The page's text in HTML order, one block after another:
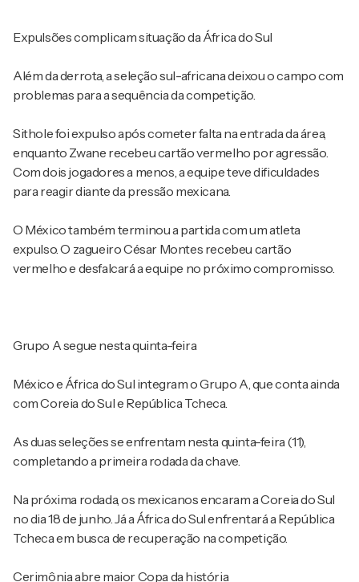
Expulsões complicam situação da África do Sul
Além da derrota, a seleção sul-africana deixou o campo com
problemas para a sequência da competição.
Sithole foi expulso após cometer falta na entrada da área,
enquanto Zwane recebeu cartão vermelho por agressão.
Com dois jogadores a menos, a equipe teve dificuldades
para reagir diante da pressão mexicana.
O México também terminou a partida com um atleta
expulso. O zagueiro César Montes recebeu cartão
vermelho e desfalcará a equipe no próximo compromisso.
Grupo A segue nesta quinta-feira
México e África do Sul integram o Grupo A, que conta ainda
com Coreia do Sul e República Tcheca.
As duas seleções se enfrentam nesta quinta-feira (11),
completando a primeira rodada da chave.
Na próxima rodada, os mexicanos encaram a Coreia do Sul
no dia 18 de junho. Já a África do Sul enfrentará a República
Tcheca em busca de recuperação na competição.
Cerimônia abre maior Copa da história